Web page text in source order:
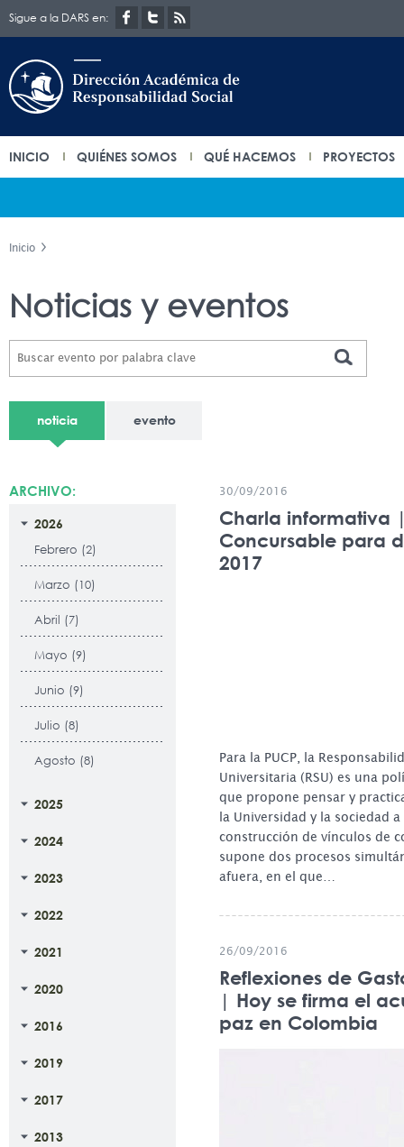
Sigue a la DARS en:
INICIO QUIÉNES SOMOS QUÉ HACEMOS PROYECTOS
Inicio
Noticias y eventos
noticia evento
ARCHIVO:
2026
Febrero (2)
Marzo (10)
Abril (7)
Mayo (9)
Junio (9)
Julio (8)
Agosto (8)
2025
2024
2023
2022
2021
2020
2016
2019
2017
2013
30/09/2016
Charla informativa
Concursable para
2017
Para la PUCP, la
Universitaria (RSU) es una
que propone pensar y
la Universidad y la sociedad
construcción de vínculos de
supone dos procesos
afuera, en el que…
26/09/2016
Reflexiones de
| Hoy se firma el
paz en Colombia